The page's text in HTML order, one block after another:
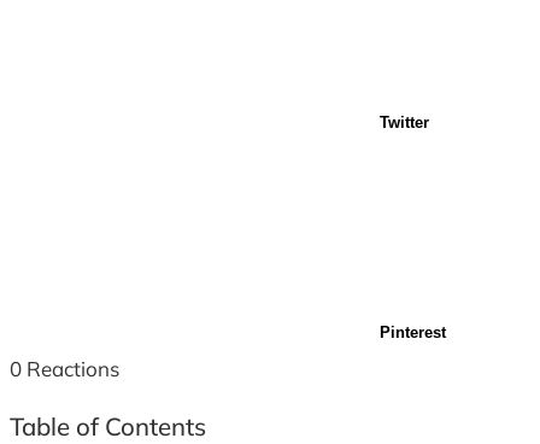
Twitter
Pinterest
0 Reactions
Table of Contents